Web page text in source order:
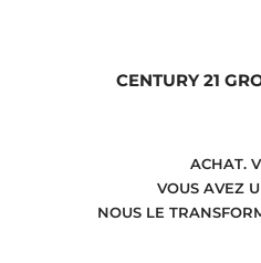
CENTURY 21
ACHAT.
VOUS AVEZ
NOUS LE